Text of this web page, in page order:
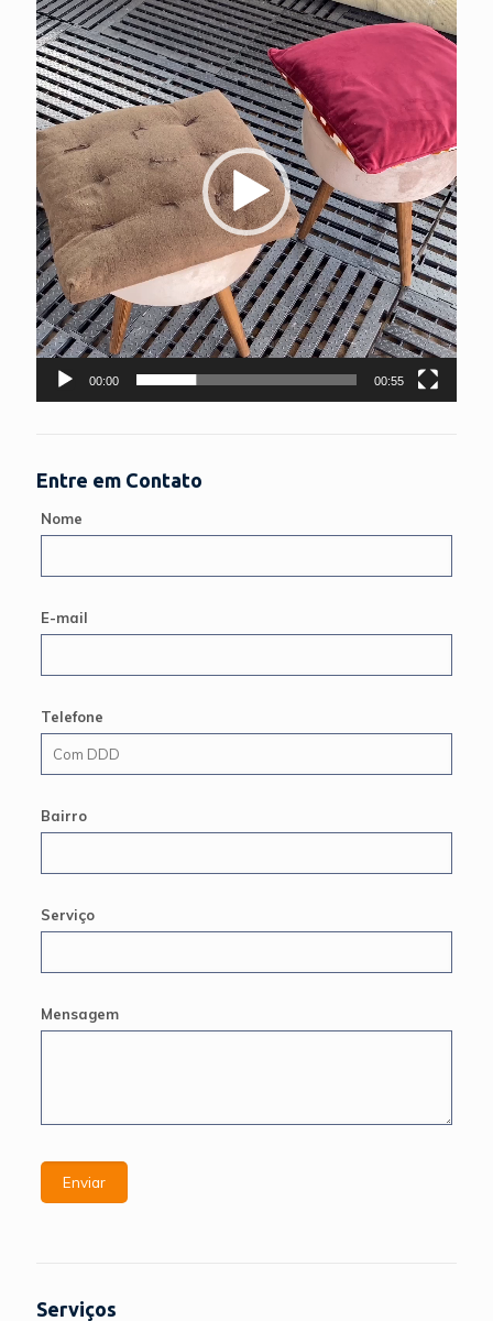
de
vídeo
00:00 00:55
Entre em Contato
Nome
E-mail
Telefone
Bairro
Serviço
Mensagem
Serviços